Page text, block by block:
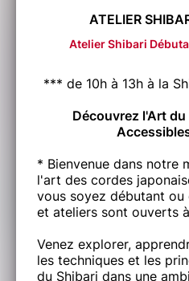
ATELIER
Atelier Shibari
*** de 10h à 13h à la
Découvrez l'Art
* Bienvenue dans notre
l'art des cordes
vous soyez débutant
et ateliers sont ouverts
Venez explorer,
les techniques et les
du Shibari dans une